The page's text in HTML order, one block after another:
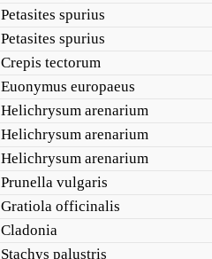
Petasites spurius
Petasites spurius
Crepis tectorum
Euonymus europaeus
Helichrysum arenarium
Helichrysum arenarium
Helichrysum arenarium
Prunella vulgaris
Gratiola officinalis
Cladonia
Stachys palustris